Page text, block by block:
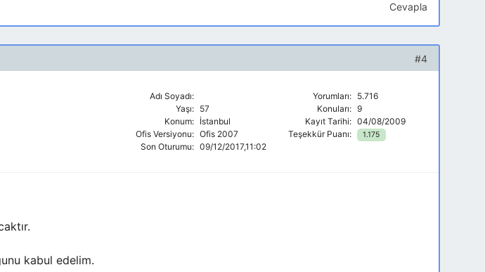
Cevapla
#4
Adı Soyadı:
Yaşı: 57
Konum: İstanbul
Ofis Versiyonu: Ofis 2007
Son Oturumu: 09/12/2017,11:02
Yorumları: 5.716
Konuları: 9
Kayıt Tarihi: 04/08/2009
Teşekkür Puanı:
1.175
kabul edelim.